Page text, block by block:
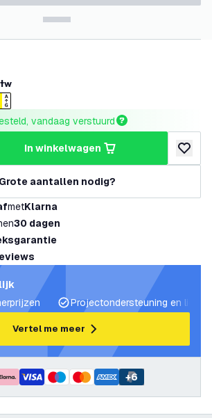
vandaag verstuurd
hoeveelheid
in winkelwagen
Grote aantallen nodig?
metKlarna
30 dagen
Projectondersteuning en
Vertel me meer
+6